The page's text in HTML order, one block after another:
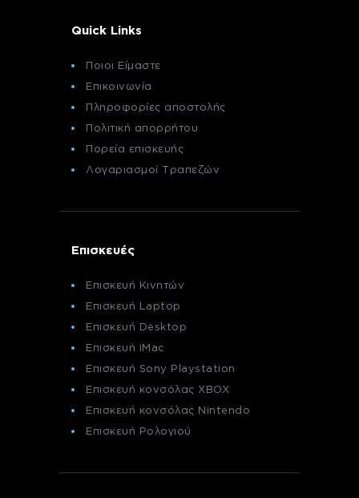
Quick Links
Ποιοι Είμαστε
Επικοινωνία
Πληροφορίες αποστολής
Πολιτική απορρήτου
Πορεία επισκευής
Λογαριασμοί Τραπεζών
Επισκευές
Επισκευή Κινητών
Επισκευή Laptop
Επισκευή Desktop
Επισκευή iMac
Επισκευή Sony Playstation
Επισκευή κονσόλας XBOX
Επισκευή κονσόλας Nintendo
Επισκευή Ρολογιού